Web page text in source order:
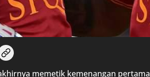
memetik kemenangan